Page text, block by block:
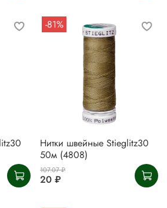
-81%
Нитки швейные Stieglitz30
50м (4808)
107.07 ₽
20 ₽